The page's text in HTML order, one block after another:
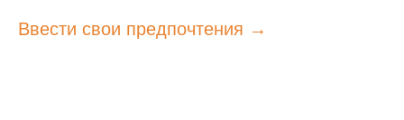
Ввести свои предпочтения